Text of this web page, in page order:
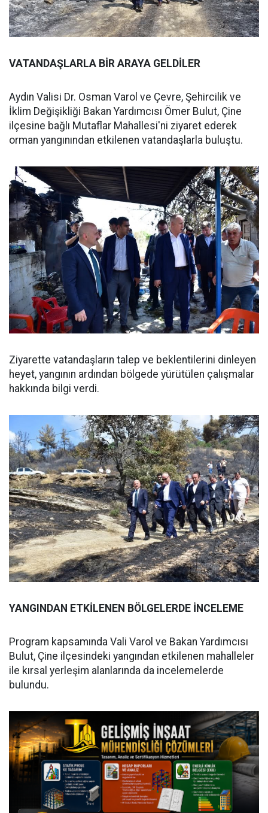
VATANDAŞLARLA BİR ARAYA GELDİLER
Aydın Valisi Dr. Osman Varol ve Çevre, Şehircilik ve
İklim Değişikliği Bakan Yardımcısı Ömer Bulut, Çine
ilçesine bağlı Mutaflar Mahallesi'ni ziyaret ederek
orman yangınından etkilenen vatandaşlarla buluştu.
Ziyarette vatandaşların talep ve beklentilerini dinleyen
heyet, yangının ardından bölgede yürütülen çalışmalar
hakkında bilgi verdi.
YANGINDAN ETKİLENEN BÖLGELERDE İNCELEME
Program kapsamında Vali Varol ve Bakan Yardımcısı
Bulut, Çine ilçesindeki yangından etkilenen mahalleler
ile kırsal yerleşim alanlarında da incelemelerde
bulundu.